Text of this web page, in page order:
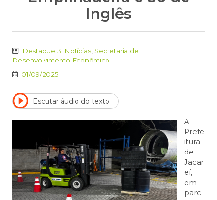
Inglês
Destaque 3 Notícias Secretaria de
Desenvolvimento Econômico
01/09/2025
Escutar áudio do texto
A
Prefe
itura
de
Jacar
eí,
em
parc